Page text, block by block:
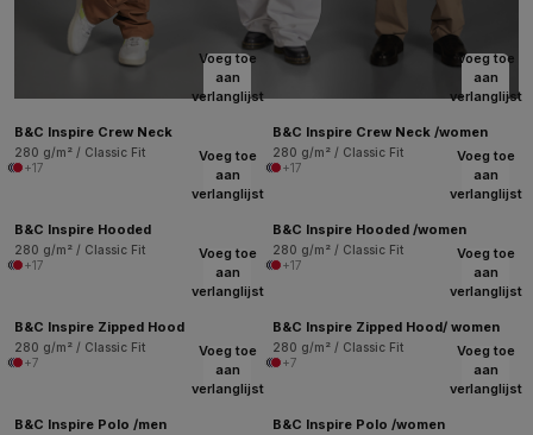
Voeg toe
aan
verlanglijst
B&C Inspire Crew Neck
280 g/m² / Classic Fit
+17
Voeg toe
aan
verlanglijst
B&C Inspire Crew Neck /women
280 g/m² / Classic Fit
+17
Voeg toe
aan
verlanglijst
B&C Inspire Hooded
280 g/m² / Classic Fit
+17
Voeg toe
aan
verlanglijst
B&C Inspire Hooded /women
280 g/m² / Classic Fit
+17
Voeg toe
aan
verlanglijst
B&C Inspire Zipped Hood
280 g/m² / Classic Fit
+7
Voeg toe
aan
verlanglijst
B&C Inspire Zipped Hood/ women
280 g/m² / Classic Fit
+7
Voeg toe
aan
verlanglijst
B&C Inspire Polo /men
Voeg toe
aan
verlanglijst
B&C Inspire Polo /women